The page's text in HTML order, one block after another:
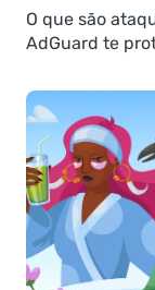
O que são
AdGuard te